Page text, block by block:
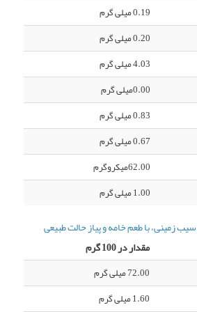
0.19 میلی گرم
0.20 میلی گرم
4.03 میلی گرم
0.00میلی گرم
0.83 میلی گرم
0.67 میلی گرم
62.00میکروگرم
1.00 میلی گرم
زمینی، با طعم خامه و پیاز حالت طبیعی
مقدار در 100 گرم
72.00 میلی گرم
1.60 میلی گرم